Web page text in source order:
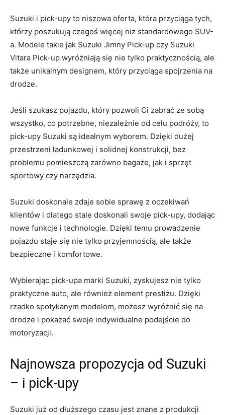
Suzuki i pick-upy to niszowa oferta, która przyciąga tych,
którzy poszukują ⁢czegoś więcej niż ‌standardowego⁣ SUV-
a. Modele⁣ takie jak Suzuki Jimny Pick-up czy Suzuki
Vitara Pick-up wyróżniają się nie tylko praktycznością, ale
⁤także unikalnym designem, który przyciąga spojrzenia na
drodze.
Jeśli szukasz pojazdu, który pozwoli Ci ​zabrać ze sobą
‌wszystko, co​ potrzebne, niezależnie od celu podróży, to
pick-upy Suzuki są idealnym wyborem.​ Dzięki dużej
przestrzeni ładunkowej i ‍solidnej konstrukcji, bez
problemu pomieszczą zarówno​ bagaże, jak i sprzęt
sportowy czy narzędzia.
Suzuki doskonale zdaje sobie sprawę z oczekiwań
klientów⁢ i dlatego stale doskonali swoje pick-upy, dodając
nowe funkcje i technologie. Dzięki temu prowadzenie
pojazdu staje⁢ się nie ‌tylko przyjemnością, ale także​
bezpieczne i komfortowe.
Wybierając pick-upa marki Suzuki, zyskujesz nie tylko
praktyczne auto, ale‌ również element prestiżu. Dzięki
⁢rzadko spotykanym modelom, możesz wyróżnić się‍ na
drodze i pokazać swoje indywidualne podejście do
motoryzacji.
Najnowsza propozycja od Suzuki
– i pick-upy
Suzuki już od ‍dłuższego ⁣czasu jest znane z produkcji⁢